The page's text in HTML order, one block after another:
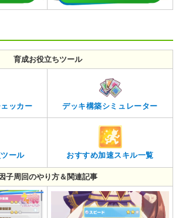
育成お役立ちツール
ッカー デッキ構築シミュレーター
ール おすすめ加速スキル一覧
因子周回のやり方＆関連記事